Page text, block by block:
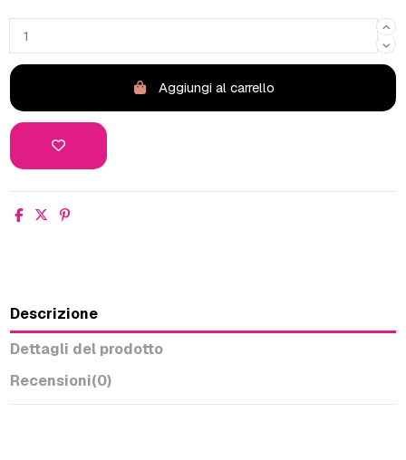
Aggiungi al carrello
Descrizione
Dettagli del prodotto
Recensioni(0)